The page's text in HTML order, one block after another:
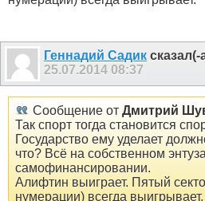
Геннадий Садик сказал(-
25.07.2014 08:37
Сообщение от Дмитрий
Так спорт тогда становится
Государство ему уделает
что? Всё на собственном
самофинансировании.
Алифтин выиграет. Пятый
нумерации) всегда выигрывает.